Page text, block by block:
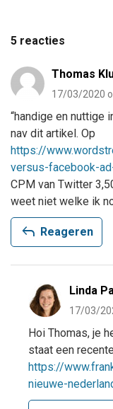
5 reacties
Thomas
17/03/2020
“handige en nuttige
nav dit artikel. Op
https://
versus-facebook-
CPM van Twitter
weet niet welke ik
reply Reageren
Linda
17/03/
Hoi Thomas, je
staat een
https://
nieuwe-